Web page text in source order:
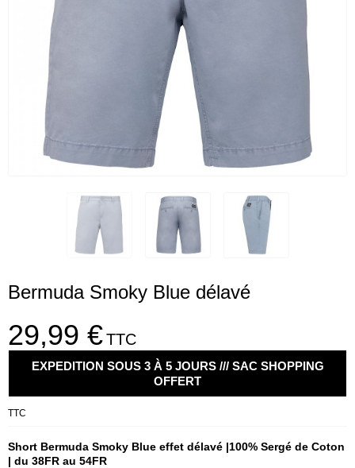
Bermuda Smoky Blue délavé
29,99 €TTC
EXPEDITION SOUS 3 À 5 JOURS /// SAC SHOPPING
OFFERT
TTC
Short Bermuda Smoky Blue effet délavé |100% Sergé de Coton
| du 38FR au 54FR